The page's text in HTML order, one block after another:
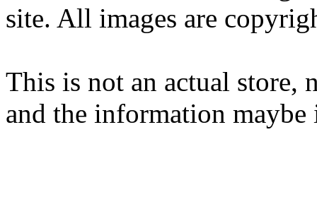
site. All images are
This is not an actual store,
and the information maybe